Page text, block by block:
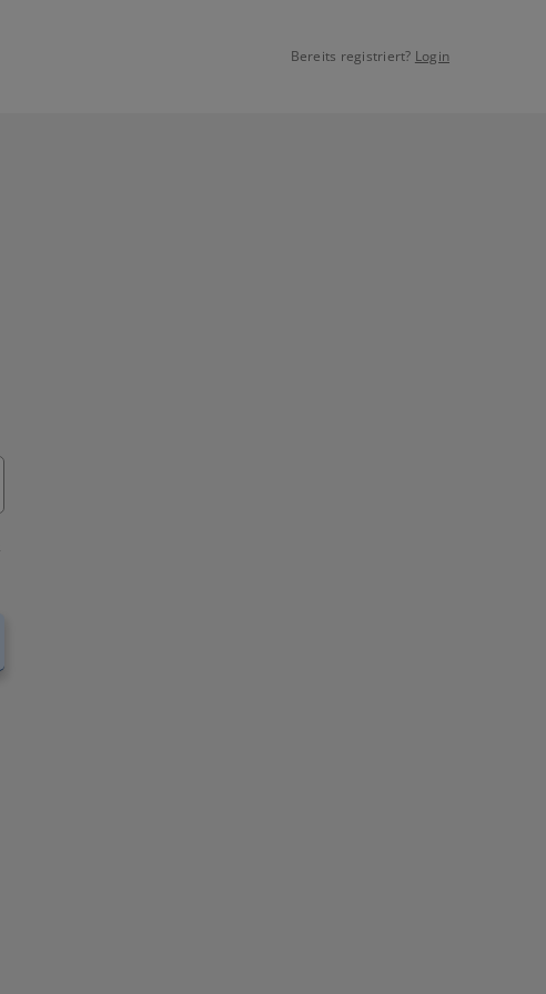
Bereits registriert? Login